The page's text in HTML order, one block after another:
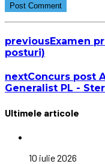
Post Comment
previousExamen
posturi)
nextConcurs post
Generalist PL -
Ultimele articole
10 iulie 2026